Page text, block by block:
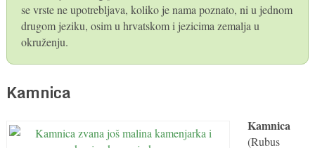
se vrste ne upotrebljava, koliko je nama poznato, ni u jednom
drugom jeziku, osim u hrvatskom i jezicima zemalja u
okruženju.
Kamnica
Kamnica
(Rubus